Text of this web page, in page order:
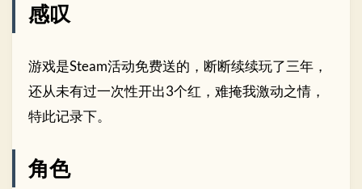
感叹
游戏是Steam活动免费送的，断断续续玩了三年，
还从未有过一次性开出3个红，难掩我激动之情，
特此记录下。
角色